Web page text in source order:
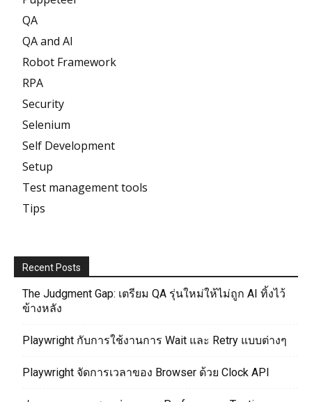
QA
QA and AI
Robot Framework
RPA
Security
Selenium
Self Development
Setup
Test management tools
Tips
Recent Posts
The Judgment Gap: เตรียม QA รุ่นใหม่ให้ไม่ถูก AI ทิ้งไว้
ข้างหลัง
Playwright กับการใช้งานการ Wait และ Retry แบบต่างๆ
Playwright จัดการเวลาของ Browser ด้วย Clock API